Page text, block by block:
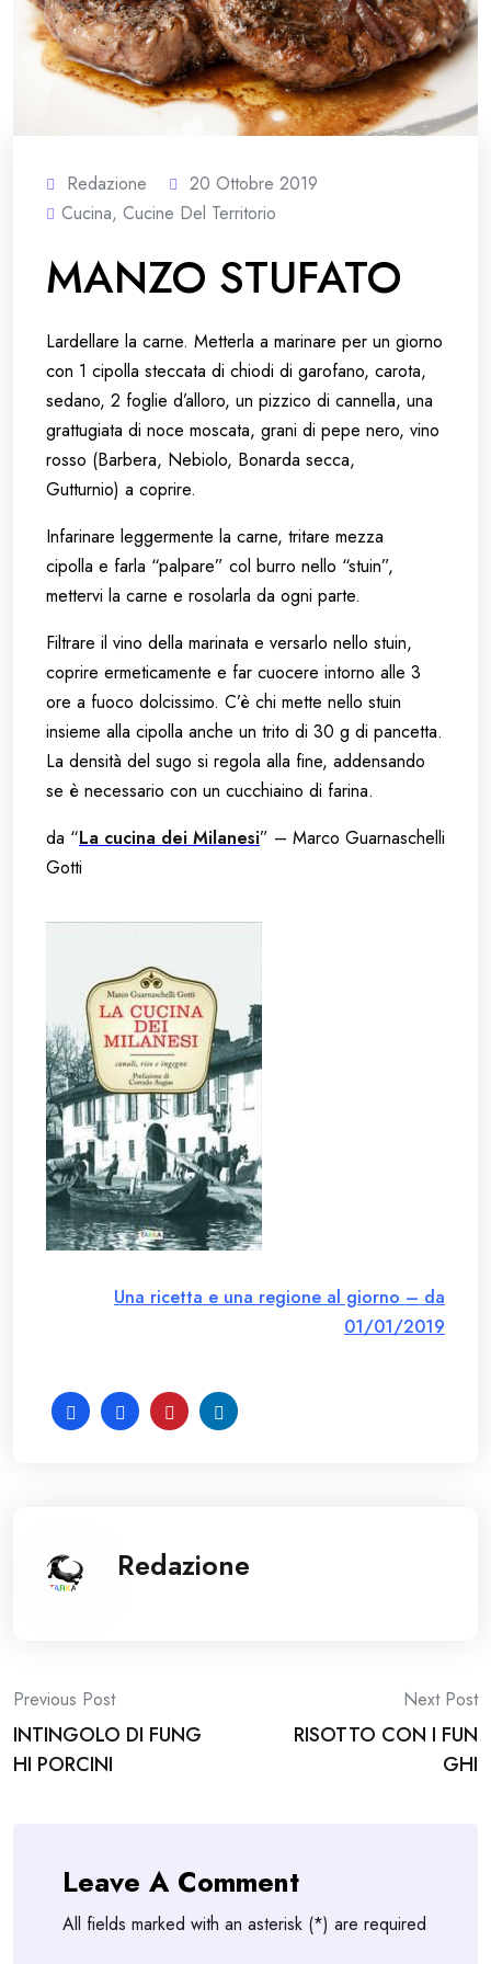
Redazione
20 Ottobre 2019
Cucina, Cucine Del Territorio
MANZO STUFATO
Lardellare la carne. Metterla a marinare per un giorno
con 1 cipolla steccata di chiodi di garofano, carota,
sedano, 2 foglie d’alloro, un pizzico di cannella, una
grattugiata di noce moscata, grani di pepe nero, vino
rosso (Barbera, Nebiolo, Bonarda secca,
Gutturnio) a coprire.
Infarinare leggermente la carne, tritare mezza
cipolla e farla “palpare” col burro nello “stuin”,
mettervi la carne e rosolarla da ogni parte.
Filtrare il vino della marinata e versarlo nello stuin,
coprire ermeticamente e far cuocere intorno alle 3
ore a fuoco dolcissimo. C’è chi mette nello stuin
insieme alla cipolla anche un trito di 30 g di pancetta.
La densità del sugo si regola alla fine, addensando
se è necessario con un cucchiaino di farina.
da “La cucina dei Milanesi” – Marco Guarnaschelli
Gotti
Una ricetta e una regione al giorno – da
01/01/2019
Redazione
Post
navigation
Previous Post
INTINGOLO DI FUNG
HI PORCINI
Next Post
RISOTTO CON I FUN
GHI
Leave A Comment
All fields marked with an asterisk (*) are required